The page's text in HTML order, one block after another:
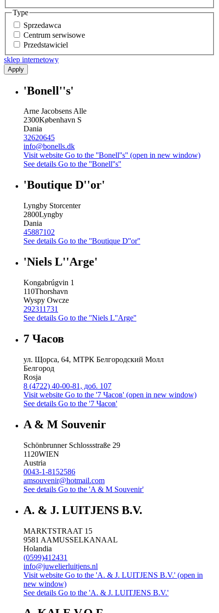
Type
Sprzedawca
Centrum serwisowe
Przedstawiciel
sklep internetowy
Apply
'Bonell''s'
Arne Jacobsens Alle
2300København S
Dania
32620645
info@bonells.dk
Visit website Go to the ''Bonell''s'' (open in new window)
See details Go to the ''Bonell''s''
'Boutique D''or'
Lyngby Storcenter
2800Lyngby
Dania
45887102
See details Go to the ''Boutique D''or''
'Niels L''Arge'
Kongabrúgvin 1
110Thorshavn
Wyspy Owcze
292311731
See details Go to the ''Niels L''Arge''
7 Часов
ул. Щорса, 64, МТРК Белгородский Молл
Белгород
Rosja
8 (4722) 40-00-81, доб. 107
Visit website Go to the '7 Часов' (open in new window)
See details Go to the '7 Часов'
A & M Souvenir
Schönbrunner Schlossstraße 29
1120WIEN
Austria
0043-1-8152586
amsouvenir@hotmail.com
See details Go to the 'A & M Souvenir'
A. & J. LUITJENS B.V.
MARKTSTRAAT 15
9581 AAMUSSELKANAAL
Holandia
(0599)412431
info@juwelierluitjens.nl
Visit website Go to the 'A. & J. LUITJENS B.V.' (open in
new window)
See details Go to the 'A. & J. LUITJENS B.V.'